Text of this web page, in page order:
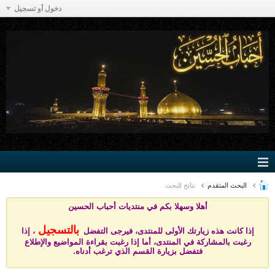
دخول أو تسجيل
البحث المتقدم نتائج البحث
أهلا وسهلا بكم في منتديات أحباب الحسين
إذا كانت هذه زيارتك الأولى للمنتدى، فيرجى التفضل بالتسجيل ، إذا
رغبت بالمشاركة في المنتدى، أما إذا رغبت بقراءة المواضيع والإطلاع
فتفضل بزيارة القسم الذي ترغب أدناه.